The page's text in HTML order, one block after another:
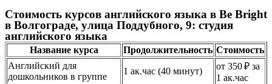
Стоимость курсов английского языка в Be Bright
в Волгограде, улица Поддубного, 9: студия
английского языка
Название курса Продолжительность Стоимость
Английский для
дошкольников в группе
1 ак.час (40 минут)
от 350 ₽ за
1 ак.час